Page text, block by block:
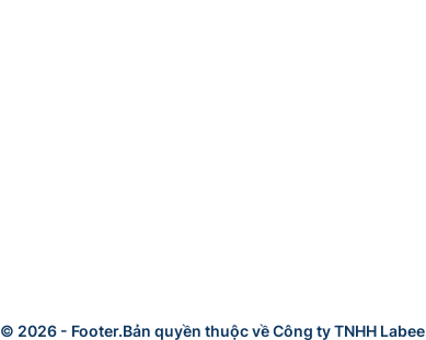
© 2026 - Footer.Bản quyền thuộc về Công ty TNHH Labee